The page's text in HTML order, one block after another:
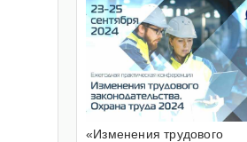
«Изменения трудового